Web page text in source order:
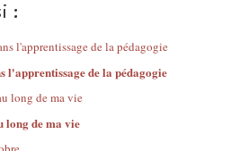
:
l'apprentissage de la pédagogie
long de ma vie